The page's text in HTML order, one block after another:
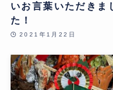
いお言葉いただきま
た！
2021年1月22日